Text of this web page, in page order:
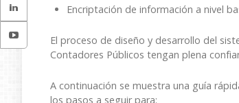
Encriptación de información a nivel
El proceso de diseño y desarrollo del
Contadores Públicos tengan plena
A continuación se muestra una guía
los pasos a seguir para: